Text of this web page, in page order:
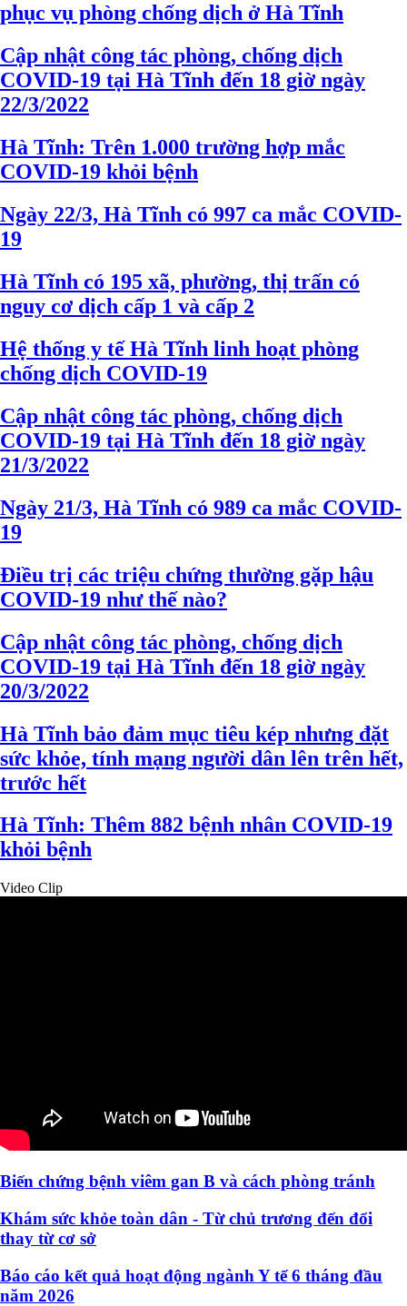
phục vụ phòng chống dịch ở Hà Tĩnh
Cập nhật công tác phòng, chống dịch
COVID-19 tại Hà Tĩnh đến 18 giờ ngày
22/3/2022
Hà Tĩnh: Trên 1.000 trường hợp mắc
COVID-19 khỏi bệnh
Ngày 22/3, Hà Tĩnh có 997 ca mắc COVID-
19
Hà Tĩnh có 195 xã, phường, thị trấn có
nguy cơ dịch cấp 1 và cấp 2
Hệ thống y tế Hà Tĩnh linh hoạt phòng
chống dịch COVID-19
Cập nhật công tác phòng, chống dịch
COVID-19 tại Hà Tĩnh đến 18 giờ ngày
21/3/2022
Ngày 21/3, Hà Tĩnh có 989 ca mắc COVID-
19
Điều trị các triệu chứng thường gặp hậu
COVID-19 như thế nào?
Cập nhật công tác phòng, chống dịch
COVID-19 tại Hà Tĩnh đến 18 giờ ngày
20/3/2022
Hà Tĩnh bảo đảm mục tiêu kép nhưng đặt
sức khỏe, tính mạng người dân lên trên hết,
trước hết
Hà Tĩnh: Thêm 882 bệnh nhân COVID-19
khỏi bệnh
Video Clip
Biến chứng bệnh viêm gan B và cách phòng tránh
Khám sức khỏe toàn dân - Từ chủ trương đến đổi
thay từ cơ sở
Báo cáo kết quả hoạt động ngành Y tế 6 tháng đầu
năm 2026